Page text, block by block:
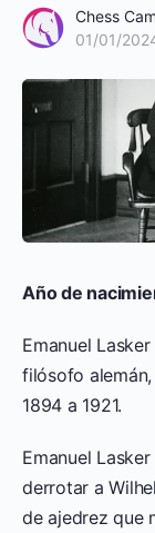
Chess
01/01/
Año de
Emanuel
filósofo
1894 a 1921.
Emanuel
derrotar a
de ajedrez que